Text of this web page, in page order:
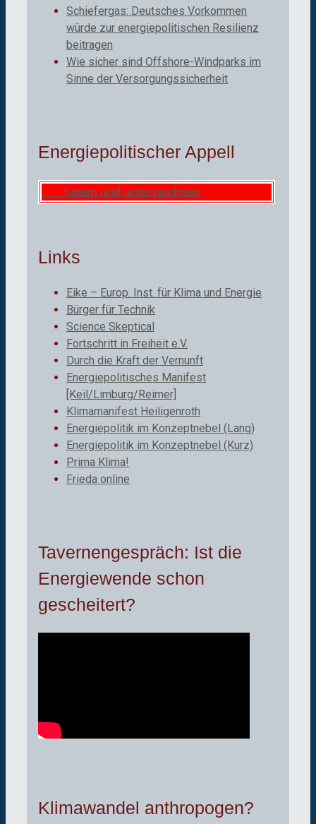
Schiefergas: Deutsches Vorkommen
würde zur energiepolitischen Resilienz
beitragen
Wie sicher sind Offshore-Windparks im
Sinne der Versorgungssicherheit
Energiepolitischer Appell
Lesen und unterzeichnen
Links
Eike – Europ. Inst. für Klima und Energie
Bürger für Technik
Science Skeptical
Fortschritt in Freiheit e.V.
Durch die Kraft der Vernunft
Energiepolitisches Manifest
[Keil/Limburg/Reimer]
Klimamanifest Heiligenroth
Energiepolitik im Konzeptnebel (Lang)
Energiepolitik im Konzeptnebel (Kurz)
Prima Klima!
Frieda online
Tavernengespräch: Ist die
Energiewende schon
gescheitert?
Klimawandel anthropogen?